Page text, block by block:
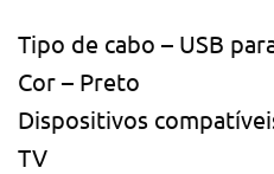
Tipo de cabo – USB
Cor – Preto
Dispositivos
TV